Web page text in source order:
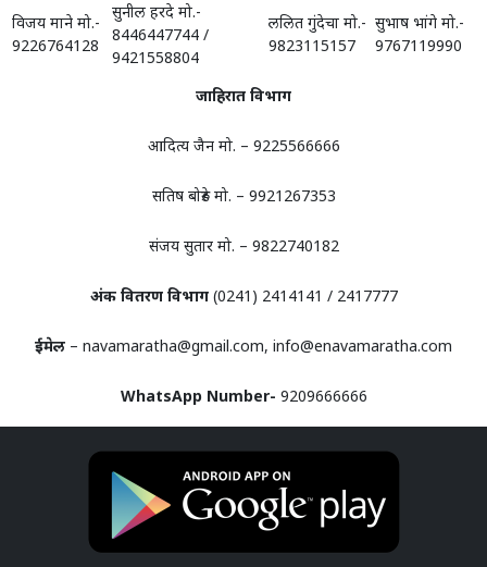
विजय माने मो.-
9226764128
सुनील हरदे मो.-
8446447744 /
9421558804
ललित गुंदेचा मो.-
9823115157
सुभाष भांगे मो.-
9767119990
जाहिरात विभाग
आदित्य जैन मो. – 9225566666
सतिष बोरुडे मो. – 9921267353
संजय सुतार मो. – 9822740182
अंक वितरण विभाग(0241) 2414141 / 2417777
ईमेल – navamaratha@gmail.com, info@enavamaratha.com
WhatsApp Number- 9209666666